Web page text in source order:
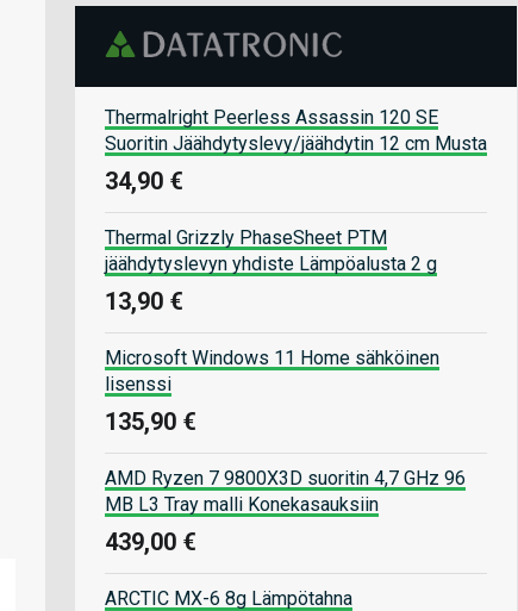
Thermalright Peerless Assassin 120 SE
Suoritin Jäähdytyslevy/jäähdytin 12 cm Musta
34,90 €
Thermal Grizzly PhaseSheet PTM
jäähdytyslevyn yhdiste Lämpöalusta 2 g
13,90 €
Microsoft Windows 11 Home sähköinen
lisenssi
135,90 €
AMD Ryzen 7 9800X3D suoritin 4,7 GHz 96
MB L3 Tray malli Konekasauksiin
439,00 €
ARCTIC MX-6 8g Lämpötahna